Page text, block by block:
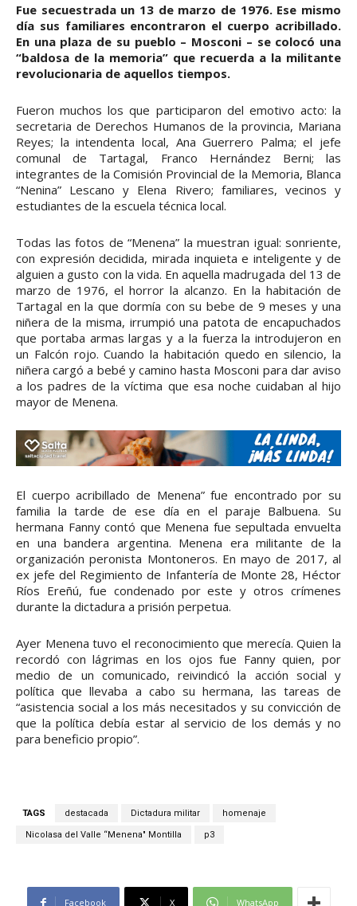
Fue secuestrada un 13 de marzo de 1976. Ese mismo
día sus familiares encontraron el cuerpo acribillado.
En una plaza de su pueblo – Mosconi – se colocó una
“baldosa de la memoria” que recuerda a la militante
revolucionaria de aquellos tiempos.
Fueron muchos los que participaron del emotivo acto: la
secretaria de Derechos Humanos de la provincia, Mariana
Reyes; la intendenta local, Ana Guerrero Palma; el jefe
comunal de Tartagal, Franco Hernández Berni; las
integrantes de la Comisión Provincial de la Memoria, Blanca
“Nenina” Lescano y Elena Rivero; familiares, vecinos y
estudiantes de la escuela técnica local.
Todas las fotos de “Menena” la muestran igual: sonriente,
con expresión decidida, mirada inquieta e inteligente y de
alguien a gusto con la vida. En aquella madrugada del 13 de
marzo de 1976, el horror la alcanzo. En la habitación de
Tartagal en la que dormía con su bebe de 9 meses y una
niñera de la misma, irrumpió una patota de encapuchados
que portaba armas largas y a la fuerza la introdujeron en
un Falcón rojo. Cuando la habitación quedo en silencio, la
niñera cargó a bebé y camino hasta Mosconi para dar aviso
a los padres de la víctima que esa noche cuidaban al hijo
mayor de Menena.
El cuerpo acribillado de Menena” fue encontrado por su
familia la tarde de ese día en el paraje Balbuena. Su
hermana Fanny contó que Menena fue sepultada envuelta
en una bandera argentina. Menena era militante de la
organización peronista Montoneros. En mayo de 2017, al
ex jefe del Regimiento de Infantería de Monte 28, Héctor
Ríos Ereñú, fue condenado por este y otros crímenes
durante la dictadura a prisión perpetua.
Ayer Menena tuvo el reconocimiento que merecía. Quien la
recordó con lágrimas en los ojos fue Fanny quien, por
medio de un comunicado, reivindicó la acción social y
política que llevaba a cabo su hermana, las tareas de
“asistencia social a los más necesitados y su convicción de
que la política debía estar al servicio de los demás y no
para beneficio propio”.
TAGS destacada Dictadura militar homenaje
Nicolasa del Valle “Menena" Montilla p3
Facebook X WhatsApp